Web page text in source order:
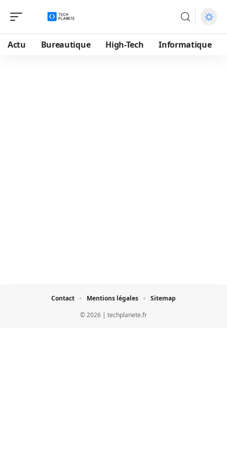
Actu Bureautique High-Tech Informatique
© 2026 | techplanete.fr
Contact Mentions légales Sitemap